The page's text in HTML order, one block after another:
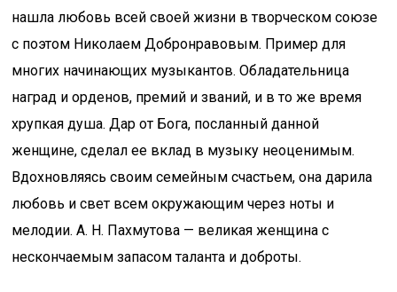
нашла любовь всей своей жизни в творческом союзе
с поэтом Николаем Добронравовым. Пример для
многих начинающих музыкантов. Обладательница
наград и орденов, премий и званий, и в то же время
хрупкая душа. Дар от Бога, посланный данной
женщине, сделал ее вклад в музыку неоценимым.
Вдохновляясь своим семейным счастьем, она дарила
любовь и свет всем окружающим через ноты и
мелодии. А. Н. Пахмутова — великая женщина с
нескончаемым запасом таланта и доброты.